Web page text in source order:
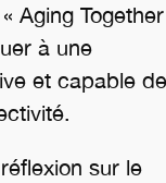
Aging Together
à une
et capable de
sur le